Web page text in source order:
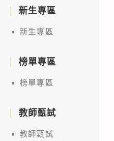
新生專區
新生專區
榜單專區
榜單專區
教師甄試
教師甄試